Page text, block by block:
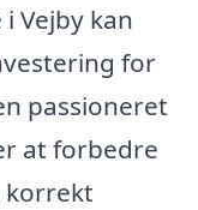
Vejby kan
for
passioneret
at forbedre
korrekt